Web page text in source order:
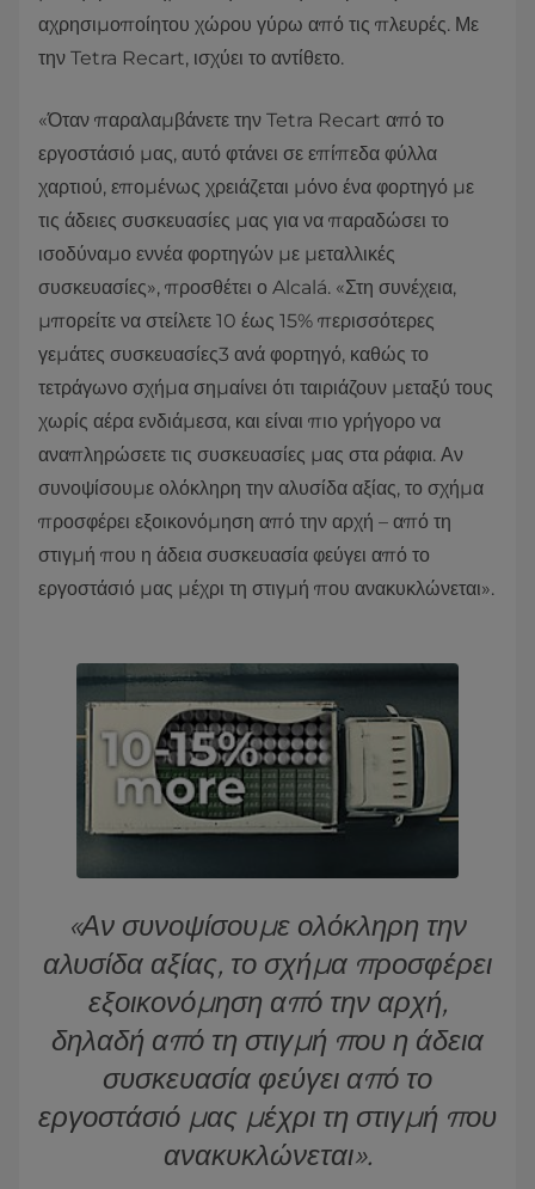
αχρησιμοποίητου χώρου γύρω από τις πλευρές. Με
την Tetra Recart, ισχύει το αντίθετο.
«Όταν παραλαμβάνετε την Tetra Recart από το
εργοστάσιό μας, αυτό φτάνει σε επίπεδα φύλλα
χαρτιού, επομένως χρειάζεται μόνο ένα φορτηγό με
τις άδειες συσκευασίες μας για να παραδώσει το
ισοδύναμο εννέα φορτηγών με μεταλλικές
συσκευασίες», προσθέτει ο Alcalá. «Στη συνέχεια,
μπορείτε να στείλετε 10 έως 15% περισσότερες
γεμάτες συσκευασίες3 ανά φορτηγό, καθώς το
τετράγωνο σχήμα σημαίνει ότι ταιριάζουν μεταξύ τους
χωρίς αέρα ενδιάμεσα, και είναι πιο γρήγορο να
αναπληρώσετε τις συσκευασίες μας στα ράφια. Αν
συνοψίσουμε ολόκληρη την αλυσίδα αξίας, το σχήμα
προσφέρει εξοικονόμηση από την αρχή – από τη
στιγμή που η άδεια συσκευασία φεύγει από το
εργοστάσιό μας μέχρι τη στιγμή που ανακυκλώνεται».
«Αν συνοψίσουμε ολόκληρη την
αλυσίδα αξίας, το σχήμα προσφέρει
εξοικονόμηση από την αρχή,
δηλαδή από τη στιγμή που η άδεια
συσκευασία φεύγει από το
εργοστάσιό μας μέχρι τη στιγμή που
ανακυκλώνεται».